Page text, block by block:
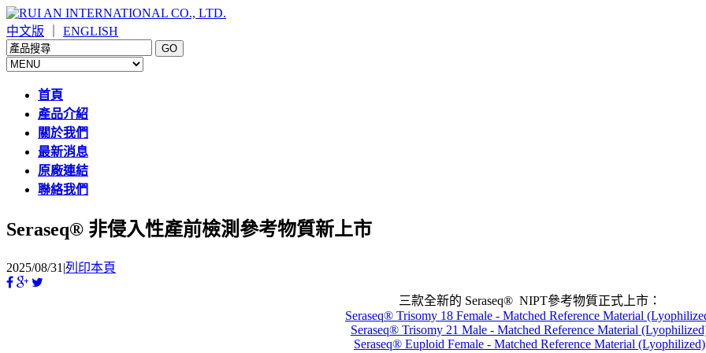
中文版 ENGLISH
首頁
產品介紹
關於我們
最新消息
原廠連結
聯絡我們
Seraseq® 非侵入性產前檢測參考物質新上市
2025/08/31 |列印本頁
三款全新的 Seraseq® NIPT參考物質正式上市：
Seraseq® Trisomy 18 Female - Matched Reference Material
Seraseq® Trisomy 21 Male - Matched Reference Material
Seraseq® Euploid Female - Matched Reference Material (Lyophilized)